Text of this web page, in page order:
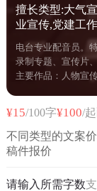
擅长类型:大气
业宣传,党建工
市宣传,招商宣
茶酒宣传,公益
录旁白,历史/文
配音,信息流广
体短视频
电台专业配音员。
录制专题、宣传片
主要作品：人物宣
¥15/100字¥100/
不同类型的文案
稿件报价
请输入所需字数